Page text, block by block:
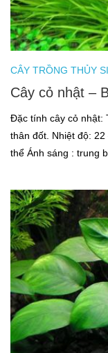
CÂY TRỒNG THỦY
Cây cỏ nhật –
Đặc tính cây cỏ nhật:
thân đốt. Nhiệt độ:
thể Ánh sáng : trung